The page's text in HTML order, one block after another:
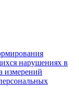
нарушениях в
измерений